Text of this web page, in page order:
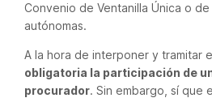
Convenio de Ventanilla Única o
autónomas.
A la hora de interponer y tramitar
obligatoria la participación de
procurador. Sin embargo, sí que